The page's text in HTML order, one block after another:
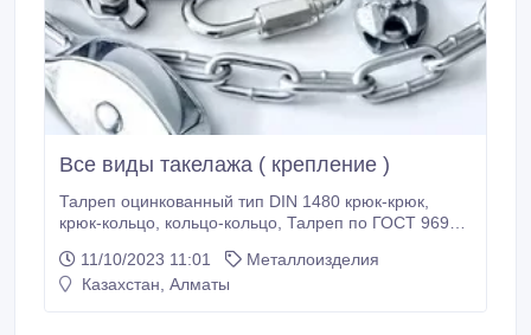
Все виды такелажа ( крепление )
Талреп оцинкованный тип DIN 1480 крюк-крюк,
крюк-кольцо, кольцо-кольцо, Талреп по ГОСТ 9690-
крюк. Корпус открытый, закрытый, Нержавеющие
11/10/2023 11:01
Металлоизделия
Казахстан, Алматы